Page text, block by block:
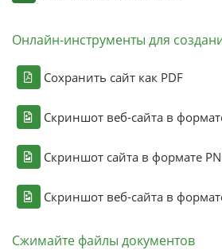
Онлайн-инструменты для
Сохранить сайт как PDF
Скриншот веб-сайта в
Скриншот сайта в формате
Скриншот веб-сайта в
Сжимайте файлы документов